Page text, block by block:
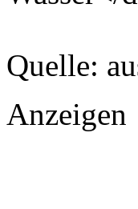
Quelle:
Anzeigen